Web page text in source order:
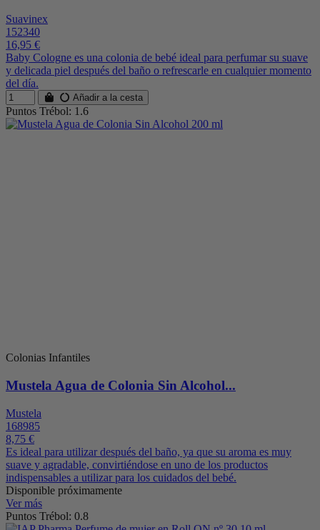
Suavinex
152340
16,95 €
Baby Cologne es una colonia de bebé ideal para perfumar su suave
y delicada piel después del baño o refrescarle en cualquier momento
del día.
Añadir a la cesta
Puntos Trébol: 1.6
Colonias Infantiles
Mustela Agua de Colonia Sin Alcohol...
Mustela
168985
8,75 €
Es ideal para utilizar después del baño, ya que su aroma es muy
suave y agradable, convirtiéndose en uno de los productos
indispensables a utilizar para los cuidados del bebé.
Disponible próximamente
Ver más
Puntos Trébol: 0.8